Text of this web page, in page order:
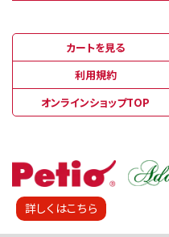
カートを見る
利用規約
オンラインショップTOP
詳しくはこちら